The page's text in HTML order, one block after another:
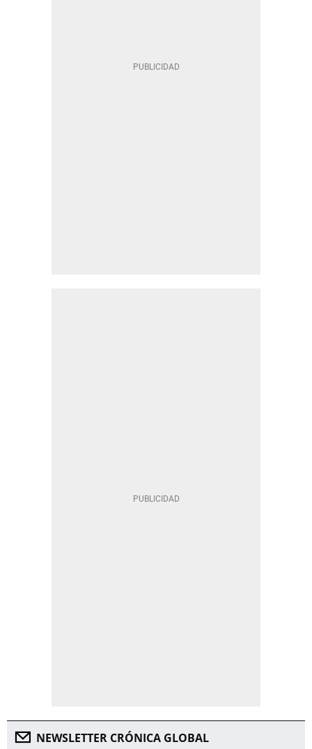
NEWSLETTER CRÓNICA GLOBAL